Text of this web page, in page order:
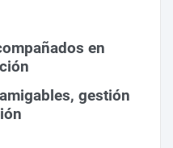
en
gestión